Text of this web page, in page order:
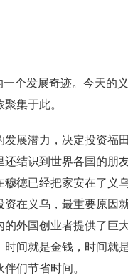
个发展奇迹。今天的
集于此。
展潜力，决定投资福
结识到世界各国的朋
徳已经把家安在了义
在义乌，最重要原因
外国创业者提供了巨
间就是金钱，时间就
们节省时间。